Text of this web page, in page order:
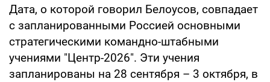
Дата, о которой говорил Белоусов, совпадает
с запланированными Россией основными
стратегическими командно-штабными
учениями "Центр-2026". Эти учения
запланированы на 28 сентября – 3 октября, в